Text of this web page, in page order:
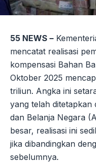
55 NEWS –
mencatat realisasi
kompensasi Bahan
Oktober 2025
triliun. Angka ini
yang telah ditetapkan
dan Belanja Negara
besar, realisasi ini
jika dibandingkan
sebelumnya.